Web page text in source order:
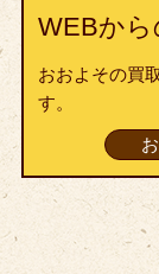
WEBか
おおよその買
す。